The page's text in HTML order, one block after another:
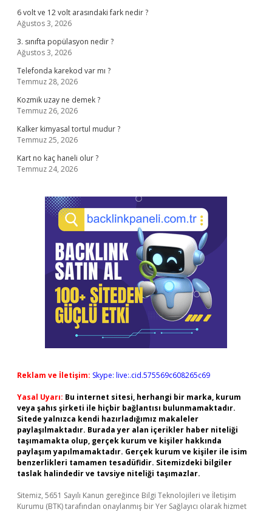
6 volt ve 12 volt arasındaki fark nedir ?
Ağustos 3, 2026
3. sınıfta popülasyon nedir ?
Ağustos 3, 2026
Telefonda karekod var mı ?
Temmuz 28, 2026
Kozmik uzay ne demek ?
Temmuz 26, 2026
Kalker kimyasal tortul mudur ?
Temmuz 25, 2026
Kart no kaç haneli olur ?
Temmuz 24, 2026
Reklam ve İletişim: Skype: live:.cid.575569c608265c69
Yasal Uyarı: Bu internet sitesi, herhangi bir marka, kurum
veya şahıs şirketi ile hiçbir bağlantısı bulunmamaktadır.
Sitede yalnızca kendi hazırladığımız makaleler
paylaşılmaktadır. Burada yer alan içerikler haber niteliği
taşımamakta olup, gerçek kurum ve kişiler hakkında
paylaşım yapılmamaktadır. Gerçek kurum ve kişiler ile isim
benzerlikleri tamamen tesadüfidir. Sitemizdeki bilgiler
taslak halindedir ve tavsiye niteliği taşımazlar.
Sitemiz, 5651 Sayılı Kanun gereğince Bilgi Teknolojileri ve İletişim
Kurumu (BTK) tarafından onaylanmış bir Yer Sağlayıcı olarak hizmet